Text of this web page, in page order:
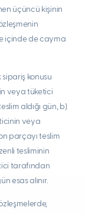
üçüncü kişinin
içinde de cayma
sipariş konusu
veya tüketici
aldığı gün, b)
veya
parçayı teslim
tesliminin
tarafından
esas alınır.